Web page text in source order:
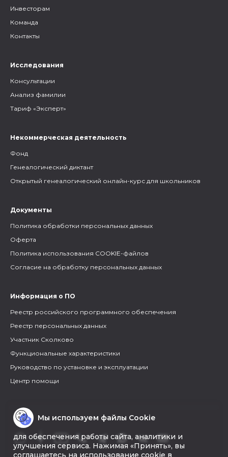
Инвесторам
Команда
Контакты
Исследования
Консультации
Анализ фамилии
Тариф «Эксперт»
Некоммерческая деятельность
Фонд
Генеалогический диктант
Открытый генеалогический онлайн-курс для школьников
Документы
Политика обработки персональных данных
Оферта
Политика использования COOKIE-файлов
Согласие на обработку персональных данных
Информация о ПО
Реестр российского программного обеспечения
Реестр персональных данных
Участник Сколково
Функциональные характеристики
Руководство по установке и эксплуатации
Центр помощи
Мы используем файлы Cookie
для обеспечения работы сайта, аналитики и
улучшения сервиса. Нажимая «Принять», вы
соглашаетесь на использование cookie в